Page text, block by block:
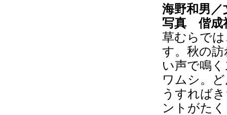
海野和男
写真 偕成
草むらで
す。秋の
い声で鳴
ワムシ。
うすれば
ントがた